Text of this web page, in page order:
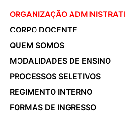
ORGANIZAÇÃO
CORPO DOCENTE
QUEM SOMOS
MODALIDADES DE ENSINO
PROCESSOS SELETIVOS
REGIMENTO INTERNO
FORMAS DE INGRESSO